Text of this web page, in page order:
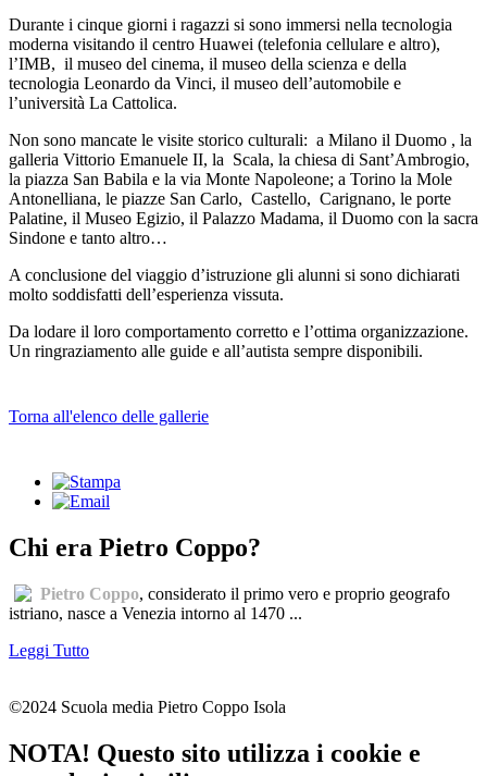
Durante i cinque giorni i ragazzi si sono immersi nella tecnologia
moderna visitando il centro Huawei (telefonia cellulare e altro),
l’IMB, il museo del cinema, il museo della scienza e della
tecnologia Leonardo da Vinci, il museo dell’automobile e
l’università La Cattolica.
Non sono mancate le visite storico culturali: a Milano il Duomo , la
galleria Vittorio Emanuele II, la Scala, la chiesa di Sant’Ambrogio,
la piazza San Babila e la via Monte Napoleone; a Torino la Mole
Antonelliana, le piazze San Carlo, Castello, Carignano, le porte
Palatine, il Museo Egizio, il Palazzo Madama, il Duomo con la sacra
Sindone e tanto altro…
A conclusione del viaggio d’istruzione gli alunni si sono dichiarati
molto soddisfatti dell’esperienza vissuta.
Da lodare il loro comportamento corretto e l’ottima organizzazione.
Un ringraziamento alle guide e all’autista sempre disponibili.
Torna all'elenco delle gallerie
Chi era Pietro Coppo?
Pietro Coppo, considerato il primo vero e proprio geografo
istriano, nasce a Venezia intorno al 1470 ...
Leggi Tutto
©2024 Scuola media Pietro Coppo Isola
NOTA! Questo sito utilizza i cookie e